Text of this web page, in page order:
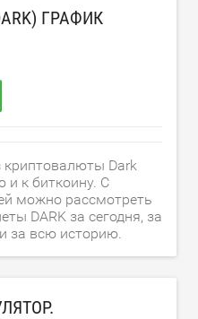
ГРАФИК
криптовалюты Dark
и к биткоину. С
можно рассмотреть
DARK за сегодня, за
за всю историю.